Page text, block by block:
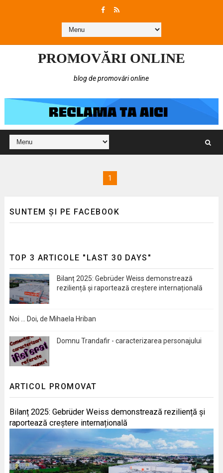
PROMOVĂRI ONLINE
blog de promovări online
1
SUNTEM ȘI PE FACEBOOK
TOP 3 ARTICOLE "LAST 30 DAYS"
Bilanț 2025: Gebrüder Weiss demonstrează
reziliență și raportează creștere internațională
Noi … Doi, de Mihaela Hriban
Domnu Trandafir - caracterizarea personajului
ARTICOL PROMOVAT
Bilanț 2025: Gebrüder Weiss demonstrează reziliență și
raportează creștere internațională